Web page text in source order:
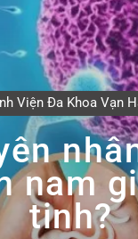
Viện Đa Khoa Vạn
nam
tinh?